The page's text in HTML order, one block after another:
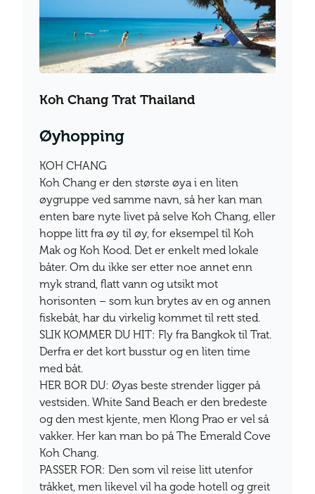
Koh Chang Trat Thailand
Øyhopping
KOH CHANG
Koh Chang er den største øya i en liten
øygruppe ved samme navn, så her kan man
enten bare nyte livet på selve Koh Chang, eller
hoppe litt fra øy til øy, for eksempel til Koh
Mak og Koh Kood. Det er enkelt med lokale
båter. Om du ikke ser etter noe annet enn
myk strand, flatt vann og utsikt mot
horisonten – som kun brytes av en og annen
fiskebåt, har du virkelig kommet til rett sted.
SLIK KOMMER DU HIT: Fly fra Bangkok til Trat.
Derfra er det kort busstur og en liten time
med båt.
HER BOR DU: Øyas beste strender ligger på
vestsiden. White Sand Beach er den bredeste
og den mest kjente, men Klong Prao er vel så
vakker. Her kan man bo på The Emerald Cove
Koh Chang.
PASSER FOR: Den som vil reise litt utenfor
tråkket, men likevel vil ha gode hotell og greit